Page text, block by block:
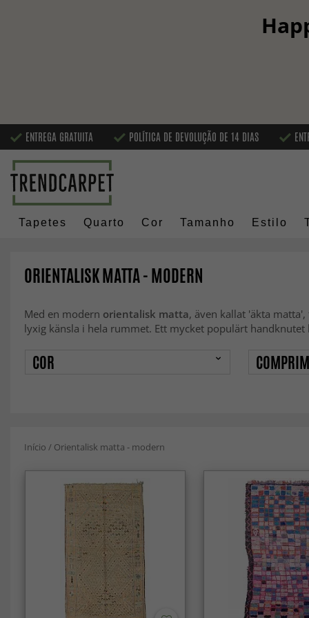
ENTREGA GRATUITA POLÍTICA DE DEVOLUÇÃO DE 14 DIAS
Tapetes Quarto Cor Tamanho Estilo
ORIENTALISK MATTA - MODERN
Med en modern orientalisk matta, även kallat 'äkta
lyxig känsla i hela rummet. Ett mycket populärt
COR
Início / Orientalisk matta - modern